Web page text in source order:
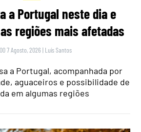
a Portugal neste dia e
regiões mais afetadas
7 Agosto, 2026 | Luís Santos
a Portugal, acompanhada por
aguaceiros e possibilidade de
em algumas regiões